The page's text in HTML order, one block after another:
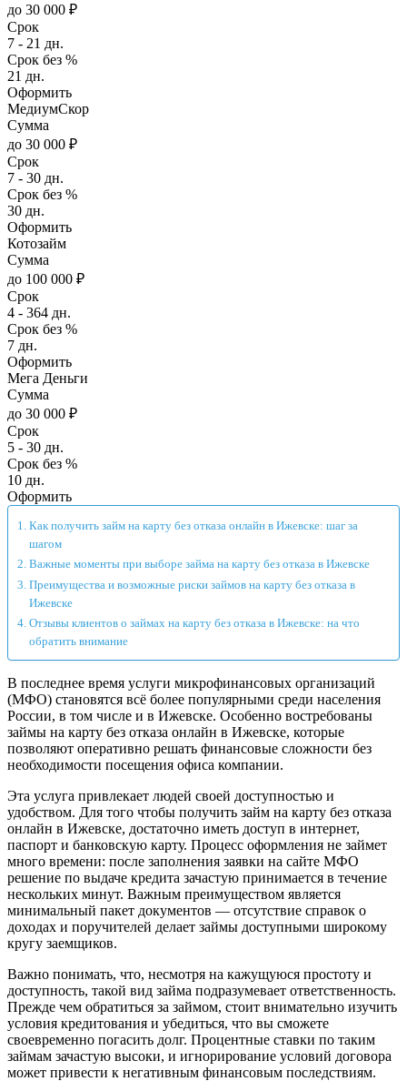
до 30 000 ₽
Срок
7 - 21 дн.
Срок без %
21 дн.
Оформить
МедиумСкор
Сумма
до 30 000 ₽
Срок
7 - 30 дн.
Срок без %
30 дн.
Оформить
Котозайм
Сумма
до 100 000 ₽
Срок
4 - 364 дн.
Срок без %
7 дн.
Оформить
Мега Деньги
Сумма
до 30 000 ₽
Срок
5 - 30 дн.
Срок без %
10 дн.
Оформить
Как получить займ на карту без отказа онлайн в Ижевске: шаг за
шагом
Важные моменты при выборе займа на карту без отказа в Ижевске
Преимущества и возможные риски займов на карту без отказа в
Ижевске
Отзывы клиентов о займах на карту без отказа в Ижевске: на что
обратить внимание
В последнее время услуги микрофинансовых организаций
(МФО) становятся всё более популярными среди населения
России, в том числе и в Ижевске. Особенно востребованы
займы на карту без отказа онлайн в Ижевске, которые
позволяют оперативно решать финансовые сложности без
необходимости посещения офиса компании.
Эта услуга привлекает людей своей доступностью и
удобством. Для того чтобы получить займ на карту без отказа
онлайн в Ижевске, достаточно иметь доступ в интернет,
паспорт и банковскую карту. Процесс оформления не займет
много времени: после заполнения заявки на сайте МФО
решение по выдаче кредита зачастую принимается в течение
нескольких минут. Важным преимуществом является
минимальный пакет документов — отсутствие справок о
доходах и поручителей делает займы доступными широкому
кругу заемщиков.
Важно понимать, что, несмотря на кажущуюся простоту и
доступность, такой вид займа подразумевает ответственность.
Прежде чем обратиться за займом, стоит внимательно изучить
условия кредитования и убедиться, что вы сможете
своевременно погасить долг. Процентные ставки по таким
займам зачастую высоки, и игнорирование условий договора
может привести к негативным финансовым последствиям.